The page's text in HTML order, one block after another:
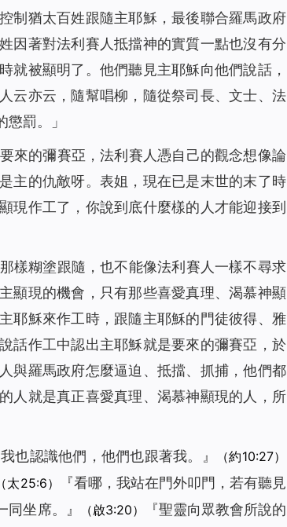
制猶太百姓跟隨主耶穌，最後聯合羅馬政府
因著對法利賽人抵擋神的實質一點也沒有分
就被顯明了。他們聽見主耶穌向他們說話，
云亦云，隨幫唱柳，隨從祭司長、文士、法
罰。」
來的彌賽亞，法利賽人憑自己的觀念想像論
主的仇敵呀。表姐，現在已是末世的末了時
現作工了，你說到底什麼樣的人才能迎接到
樣糊塗跟隨，也不能像法利賽人一樣不尋求
顯現的機會，只有那些喜愛真理、渴慕神顯
耶穌來作工時，跟隨主耶穌的門徒彼得、雅
話作工中認出主耶穌就是要來的彌賽亞，於
與羅馬政府怎麼逼迫、抵擋、抓捕，他們都
人就是真正喜愛真理、渴慕神顯現的人，所
也認識他們，他們也跟著我。』 （約10:27）
（太25:6） 『看哪，我站在門外叩門，若有聽見
坐席。』
（啟3:20） 『聖靈向眾教會所說的